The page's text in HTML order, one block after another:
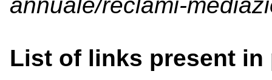
List of links present in